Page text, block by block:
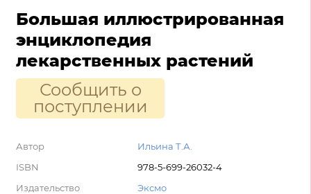
Большая иллюстрированная
энциклопедия
лекарственных растений
Сообщить о
поступлении
Автор
Ильина Т.А.
ISBN
978-5-699-26032-4
Издательство
Эксмо